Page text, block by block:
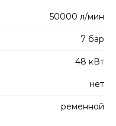
50000 л/мин
7 бар
48 кВт
нет
ременной